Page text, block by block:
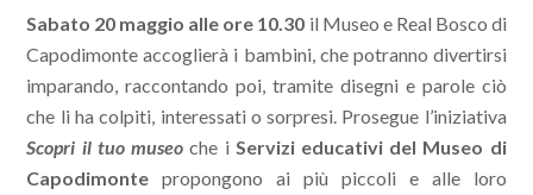
Sabato 20 maggio alle ore 10.30 il Museo e Real Bosco di
Capodimonte accoglierà i bambini, che potranno divertirsi
imparando, raccontando poi, tramite disegni e parole ciò
che li ha colpiti, interessati o sorpresi. Prosegue l’iniziativa
Scopri il tuo museo che i Servizi educativi del Museo di
Capodimonte propongono ai più piccoli e alle loro